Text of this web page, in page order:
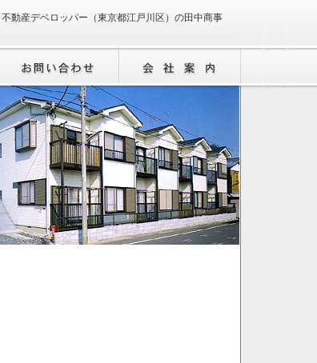
不動産デベロッパー（東京都江戸川区）の田中商事